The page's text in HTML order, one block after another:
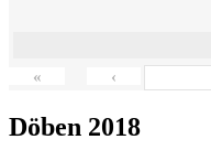
« ‹
Döben 2018